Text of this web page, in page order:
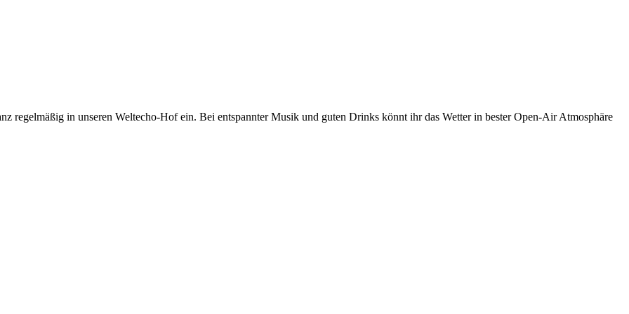
regelmäßig in unseren Weltecho-Hof ein. Bei entspannter Musik und guten Drinks könnt ihr das Wetter in bester Open-Air Atmosphäre